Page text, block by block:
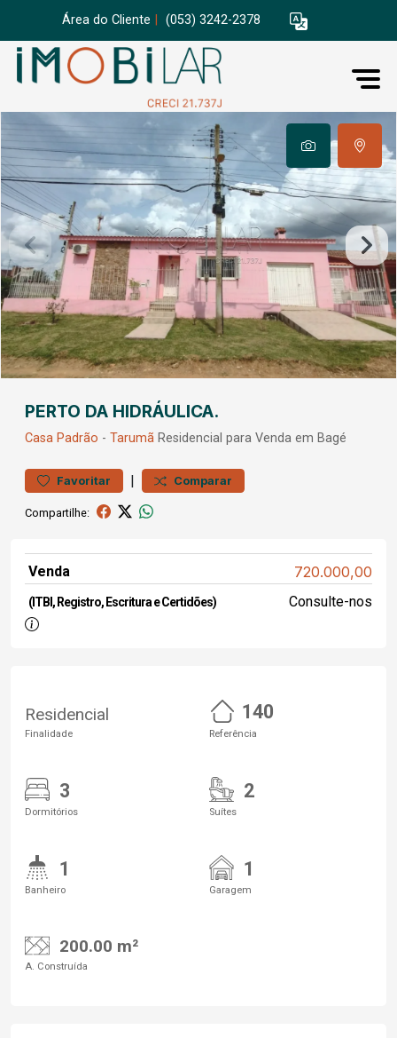
Área do Cliente (053) 3242-2378
PERTO DA HIDRÁULICA.
Casa Padrão - Tarumã Residencial para Venda em Bagé
Favoritar | Comparar
Compartilhe:
Venda 720.000,00
(ITBI, Registro, Escritura e Certidões) Consulte-nos
Residencial
Finalidade
140
Referência
3
Dormitórios
2
Suítes
1
Banheiro
1
Garagem
200.00 m²
A. Construída